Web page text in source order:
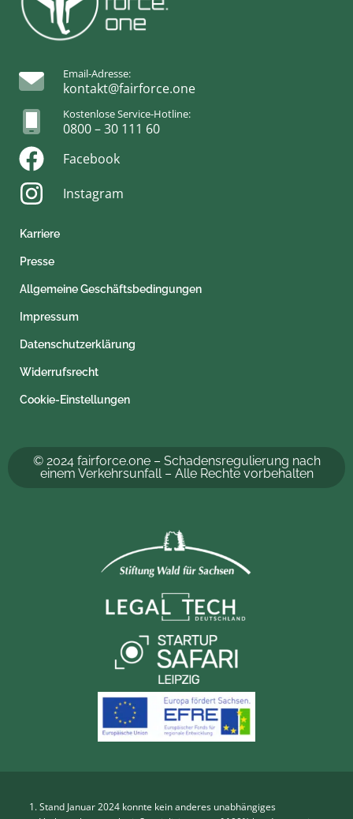
Email-Adresse:
kontakt@fairforce.one
Kostenlose Service-Hotline:
0800 – 30 111 60
Facebook
Instagram
Karriere
Presse
Allgemeine Geschäftsbedingungen
Impressum
Datenschutzerklärung
Widerrufsrecht
Cookie-Einstellungen
© 2024 fairforce.one – Schadensregulierung nach
einem Verkehrsunfall – Alle Rechte vorbehalten
Stand Januar 2024 konnte kein anderes unabhängiges